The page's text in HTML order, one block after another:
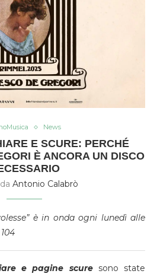
News
E SCURE: PERCHÉ
È ANCORA UN DISCO
Antonio Calabrò
è in onda ogni lunedì alle
e pagine scuresono state